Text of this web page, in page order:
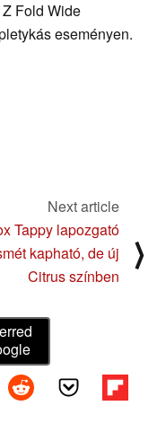
Fold Wide
eseményen.
Next article
Tappy lapozgató
kapható, de új
Citrus színben
⟩